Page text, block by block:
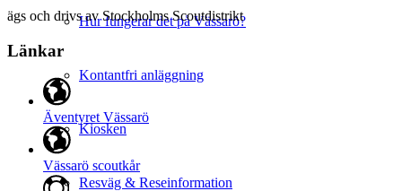
Hur fungerar det på Vässarö?
Kontantfri anläggning
Kiosken
Resväg & Reseinformation
ägs och drivs av Stockholms Scoutdistrikt
Länkar
Äventyret Vässarö
Vässarö scoutkår